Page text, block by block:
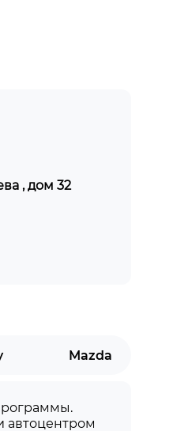
, дом 32
Mazda
автоцентром